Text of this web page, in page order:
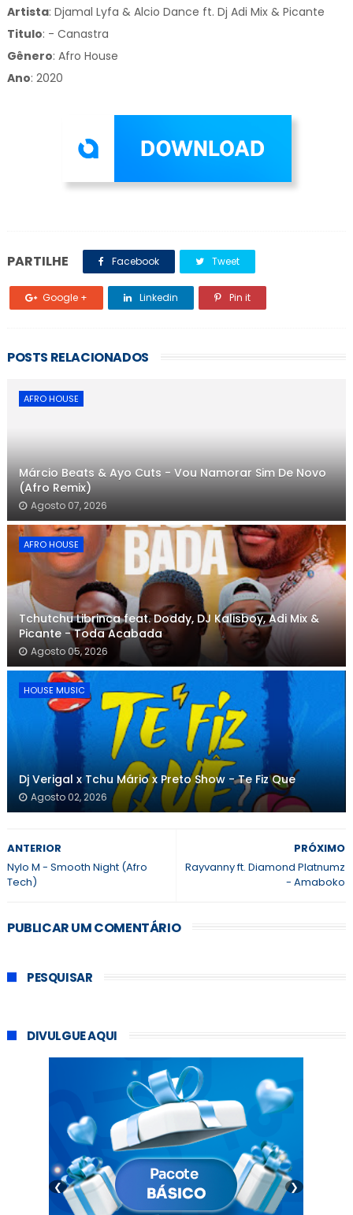
Artista: Djamal Lyfa & Alcio Dance ft. Dj Adi Mix & Picante
Titulo: - Canastra
Gênero: Afro House
Ano: 2020
PARTILHE Facebook Tweet
Google + Linkedin Pin it
POSTS RELACIONADOS
AFRO HOUSE
Márcio Beats & Ayo Cuts - Vou Namorar Sim De Novo
(Afro Remix)
Agosto 07, 2026
AFRO HOUSE
Tchutchu Librinca feat. Doddy, DJ Kalisboy, Adi Mix &
Picante - Toda Acabada
Agosto 05, 2026
HOUSE MUSIC
Dj Verigal x Tchu Mário x Preto Show - Te Fiz Que
Agosto 02, 2026
PRÓXIMO
Rayvanny ft. Diamond Platnumz
- Amaboko
ANTERIOR
Nylo M - Smooth Night (Afro
Tech)
PUBLICAR UM COMENTÁRIO
PESQUISAR
DIVULGUE AQUI
❮ ❯